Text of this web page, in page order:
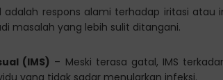
adalah respons alami terhadap iritasi atau
masalah yang lebih sulit ditangani.
(IMS) – Meski terasa gatal, IMS
yang tidak sadar menularkan infeksi.